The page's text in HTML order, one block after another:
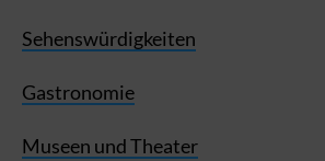
Sehenswürdigkeiten
Gastronomie
Museen und Theater